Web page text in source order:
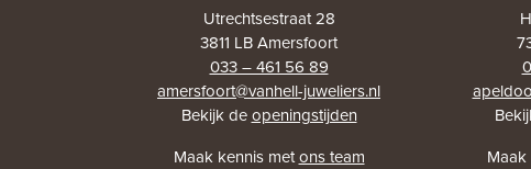
Utrechtsestraat 28
3811 LB Amersfoort
033 – 461 56 89
amersfoort@vanhell-juweliers.nl
Bekijk deopeningstijden
Maak kennis metons team